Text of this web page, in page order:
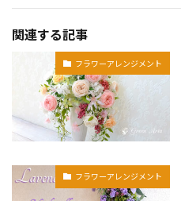
関連する記事
フラワーアレンジメント
フラワーアレンジメント